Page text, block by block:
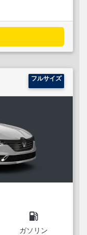
フルサイズ
local_gas_station
ガソリン